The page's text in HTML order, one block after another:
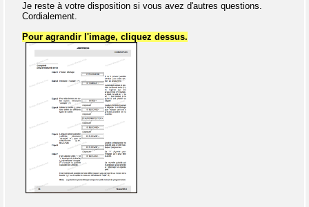
Je reste à votre disposition si vous avez d'autres questions.
Cordialement.
Pour agrandir l'image, cliquez dessus.